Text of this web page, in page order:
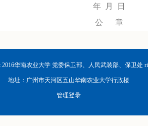
年
月
日
公
章
2016华南农业大学 党委保卫部、人民武装部、保卫处
地址：广州市天河区五山华南农业大学行政楼
管理登录